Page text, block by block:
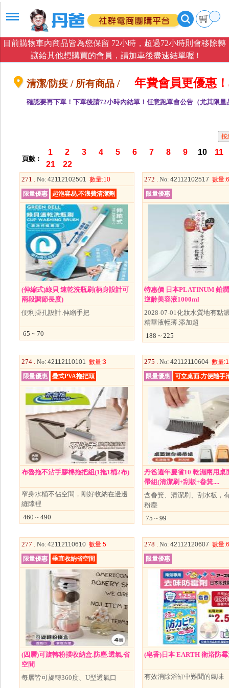
目前購物車內商品皆為您保留 72小時，超過72小時則會移除轉
讓給其他想購買的會員，請加車後盡速結單喔 !
清潔/防疫 / 所有商品 / 年費會員更優惠！
確認要再下單！下單後請72小時內結單！任意跑單會公告（尤其限
頁數︰
1 2 3 4 5 6 7 8 9 10
11
21
22
271 . No: 42112102501 數量:10
限量優惠
起泡容易,不浪費清潔劑
(伸縮式)綠貝 速乾洗瓶刷(柄身設計可
兩段調節長度)
便利掛孔設計.伸縮手把
65 ~ 70
272 . No: 42112102517 數量:6
限量優惠
特惠價 日本PLATINUM 鉑
逆齡美容液1000ml
2028-07-01化妝水質地有點
精華液輕薄.添加超
188 ~ 225
274 . No: 42112110101 數量:3
限量優惠
疊式PVA拖把頭
布魯拖不沾手膠棉拖把組(1拖1桶2布)
窄身水桶不佔空間，剛好收納在邊邊
縫隙裡
460 ~ 490
275 . No: 42112110604 數量
限量優惠
可立桌面.方便隨手
丹爸週年慶省10 乾濕兩用桌
帚組(清潔刷+刮板+畚箕....
含畚箕、清潔刷、刮水板，
粉塵
75 ~ 99
277 . No: 42112110610 數量:5
限量優惠
垂直收納省空間
(四層)可旋轉粉撲收納盒.防塵.透氣.省
空間
每層皆可旋轉360度、U型透氣口
278 . No: 42112120607 數量:6
限量優惠
(皂香)日本 EARTH 衛浴防
有效消除浴缸中難聞的氣味